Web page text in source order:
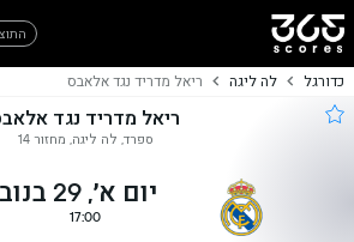
כדורגל לה ליגה ריאל מדריד נגד אלאבס
ריאל מדריד נגד
ספרד, לה ליגה, מחזור 14
יום א׳, 29 בנוב׳
17:00